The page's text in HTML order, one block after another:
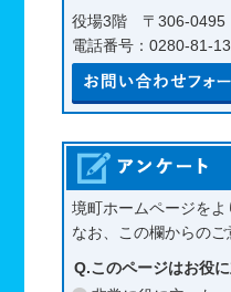
役場3階 〒306-0495
電話番号：0280-81-
境町ホームページをよ
なお、この欄からのご
Q.このページはお役